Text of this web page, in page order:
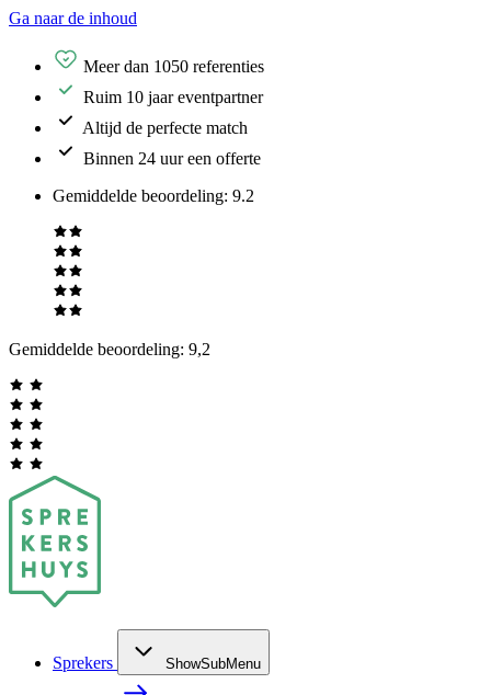
Ga naar de inhoud
Meer dan 1050 referenties
Ruim 10 jaar eventpartner
Altijd de perfecte match
Binnen 24 uur een offerte
Gemiddelde beoordeling: 9.2
Gemiddelde beoordeling: 9,2
Sprekers ShowSubMenu